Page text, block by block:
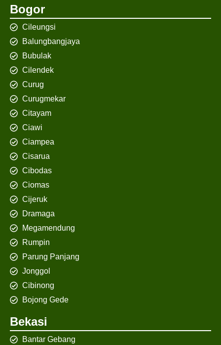
Bogor
Cileungsi
Balungbangjaya
Bubulak
Cilendek
Curug
Curugmekar
Citayam
Ciawi
Ciampea
Cisarua
Cibodas
Ciomas
Cijeruk
Dramaga
Megamendung
Rumpin
Parung Panjang
Jonggol
Cibinong
Bojong Gede
Bekasi
Bantar Gebang